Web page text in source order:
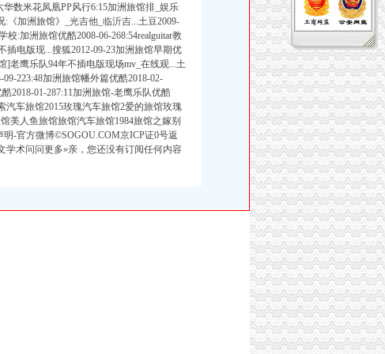
数米花凤凰PP风行6:15加洲旅馆排_娱乐
:《加洲旅馆》_光吉他_临沂吉...土豆2009-
:加洲旅馆优酷2008-06-268:54realguitar教
插电版现...搜狐2012-09-23加洲旅馆早期优
]老鹰乐队94年不插电版现场mv_在线观...土
09-223:48加洲旅馆幡外篇优酷2018-02-
2018-01-287:11加洲旅馆-老鹰乐队优酷
汽车旅馆2015玫瑰汽车旅馆2爱的旅馆玫瑰
美人鱼旅馆旅馆汽车旅馆1984旅馆之嫁别
-官方微博©SOGOU.COM京ICP证0号返
学术问问更多»亲，您还没有订阅任何内容